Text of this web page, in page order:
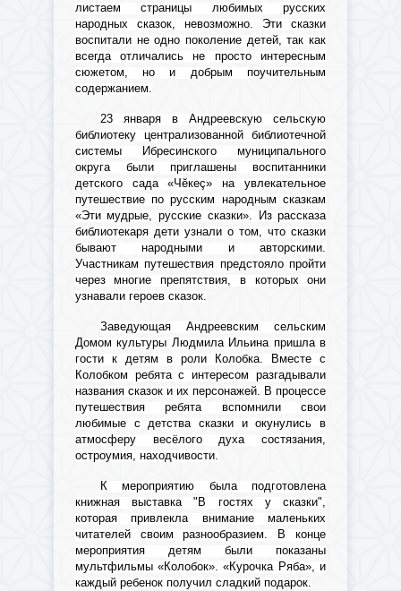
листаем страницы любимых русских
народных сказок, невозможно. Эти сказки
воспитали не одно поколение детей, так как
всегда отличались не просто интересным
сюжетом, но и добрым поучительным
содержанием.
23 января в Андреевскую сельскую
библиотеку централизованной библиотечной
системы Ибресинского муниципального
округа были приглашены воспитанники
детского сада «Чӗкеç» на увлекательное
путешествие по русским народным сказкам
«Эти мудрые, русские сказки». Из рассказа
библиотекаря дети узнали о том, что сказки
бывают народными и авторскими.
Участникам путешествия предстояло пройти
через многие препятствия, в которых они
узнавали героев сказок.
Заведующая Андреевским сельским
Домом культуры Людмила Ильина пришла в
гости к детям в роли Колобка. Вместе с
Колобком ребята с интересом разгадывали
названия сказок и их персонажей. В процессе
путешествия ребята вспомнили свои
любимые с детства сказки и окунулись в
атмосферу весёлого духа состязания,
остроумия, находчивости.
К мероприятию была подготовлена
книжная выставка "В гостях у сказки",
которая привлекла внимание маленьких
читателей своим разнообразием. В конце
мероприятия детям были показаны
мультфильмы «Колобок». «Курочка Ряба», и
каждый ребенок получил сладкий подарок.